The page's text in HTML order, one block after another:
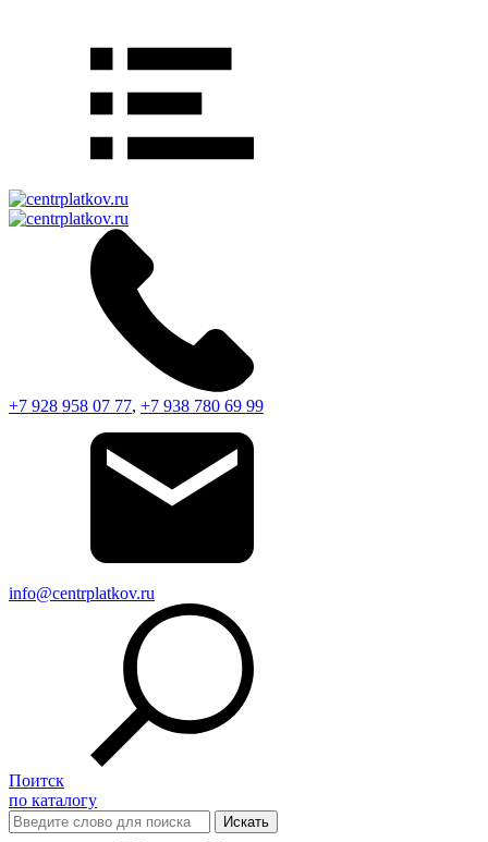
+7 928 958 07 77, +7 938 780 69 99
info@centrplatkov.ru
Поитск
по каталогу